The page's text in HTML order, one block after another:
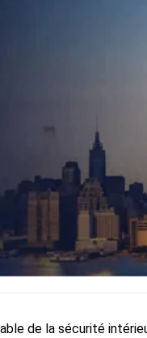
de la sécurité